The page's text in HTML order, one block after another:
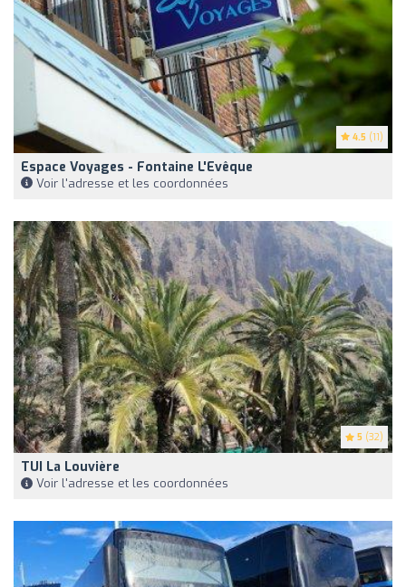
4.5 (11)
Espace Voyages - Fontaine L'Evêque
Voir l'adresse et les coordonnées
5 (32)
TUI La Louvière
Voir l'adresse et les coordonnées